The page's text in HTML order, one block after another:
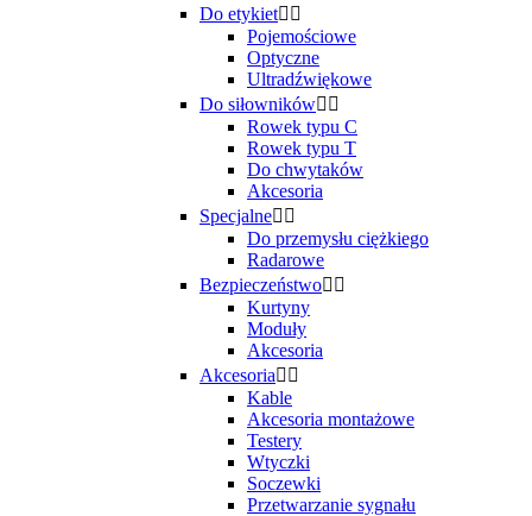
Do etykiet 
Pojemościowe
Optyczne
Ultradźwiękowe
Do siłowników 
Rowek typu C
Rowek typu T
Do chwytaków
Akcesoria
Specjalne 
Do przemysłu ciężkiego
Radarowe
Bezpieczeństwo 
Kurtyny
Moduły
Akcesoria
Akcesoria 
Kable
Akcesoria montażowe
Testery
Wtyczki
Soczewki
Przetwarzanie sygnału